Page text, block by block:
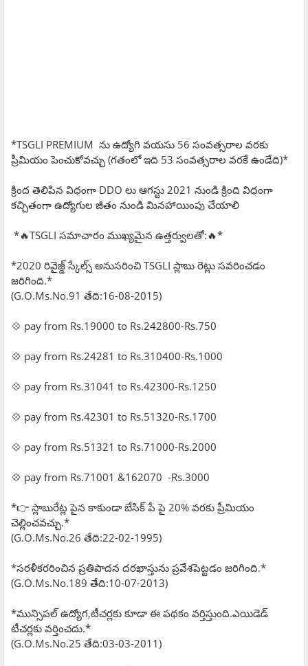
*TSGLI PREMIUM ను ఉద్యోగి వయసు 56 సంవత్సరాల వరకు
ప్రీమియం పెంచుకోవచ్చు (గతంలో ఇది 53 సంవత్సరాల వరకే ఉండేది)*
క్రింద తెలిపిన విధంగా DDO లు ఆగస్టు 2021 నుండి క్రింది విధంగా
కచ్చితంగా ఉద్యోగుల జీతం నుండి మినహాయింపు చేయాలి
*🔥TSGLI సమాచారం ముఖ్యమైన ఉత్తర్వులతో:🔥*
*2020 రివైజ్డ్ స్కేల్స్ అనుసరించి TSGLI స్లాబు రెట్లు సవరించడం
జరిగింది.*
(G.O.Ms.No.91 తేది:16-08-2015)
💠 pay from Rs.19000 to Rs.242800-Rs.750
💠 pay from Rs.24281 to Rs.310400-Rs.1000
💠 pay from Rs.31041 to Rs.42300-Rs.1250
💠 pay from Rs.42301 to Rs.51320-Rs.1700
💠 pay from Rs.51321 to Rs.71000-Rs.2000
💠 pay from Rs.71001 &162070 -Rs.3000
*👉 స్లాబురేట్ల పైన కాకుండా బేసిక్ పే పై 20% వరకు ప్రీమియం
చెల్లించవచ్చు.*
(G.O.Ms.No.26 తేది:22-02-1995)
*సరళీకరరించిన ప్రతిపాదన దరఖాస్తును ప్రవేశపెట్టడం జరిగింది.*
(G.O.Ms.No.189 తేది:10-07-2013)
*మున్సిపల్ ఉద్యోగ,టీచర్లకు కూడా ఈ పథకం వర్తిస్తుంది.ఎయిడెడ్
టీచర్లకు వర్తించదు.*
(G.O.Ms.No.25 తేది:03-03-2011)